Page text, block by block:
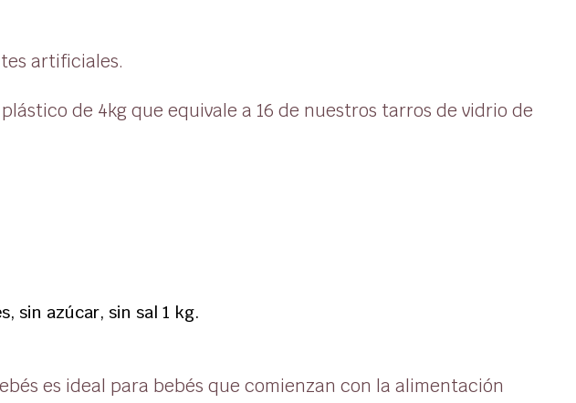
artificiales.
de 4kg que equivale a 16 de nuestros tarros de vidrio de
sin azúcar, sin sal 1 kg.
es ideal para bebés que comienzan con la alimentación